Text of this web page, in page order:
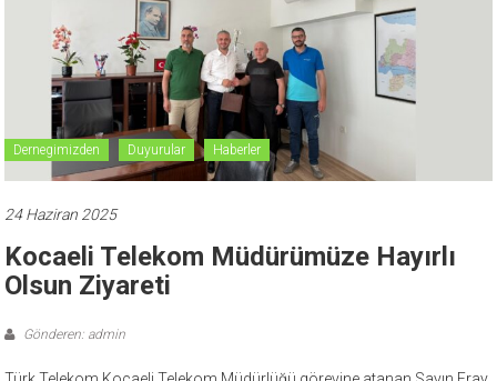
Dernegimizden Duyurular Haberler
24 Haziran 2025
Kocaeli Telekom Müdürümüze Hayırlı
Olsun Ziyareti
Gönderen: admin